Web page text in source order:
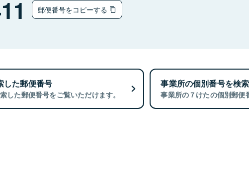
郵便番号をコピーする
した郵便番号
した郵便番号をご覧いただけます。
事業所の個別番号を検
事業所の７けたの個別郵便